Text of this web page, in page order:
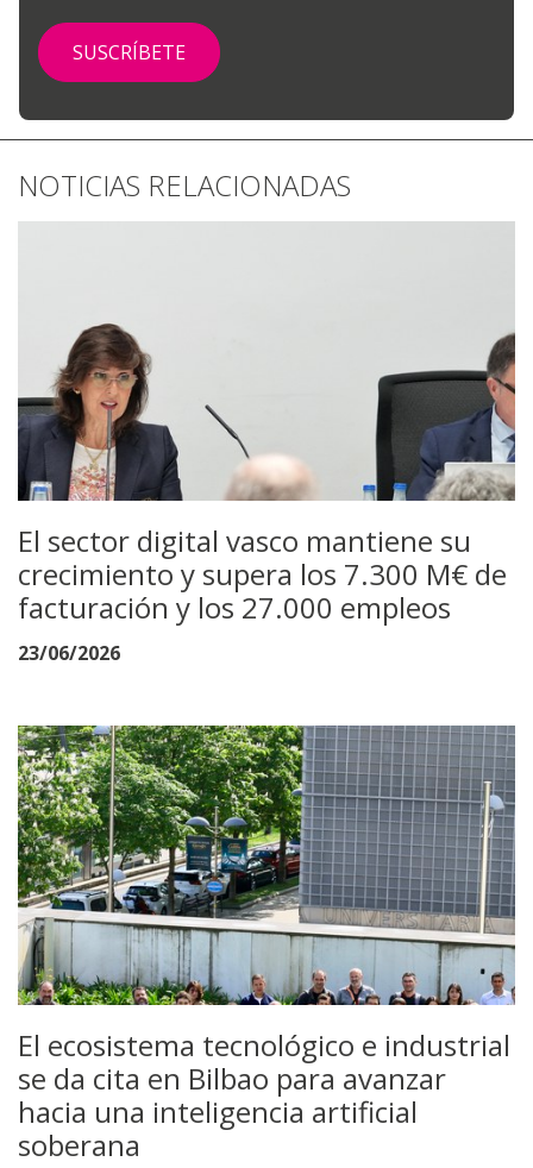
NOTICIAS RELACIONADAS
El sector digital vasco mantiene su
crecimiento y supera los 7.300 M€ de
facturación y los 27.000 empleos
23/06/2026
El ecosistema tecnológico e industrial
se da cita en Bilbao para avanzar
hacia una inteligencia artificial
soberana